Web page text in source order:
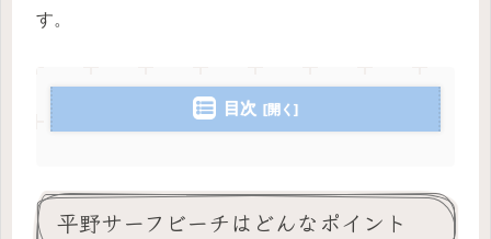
す。
目次
平野サーフビーチはどんなポイント